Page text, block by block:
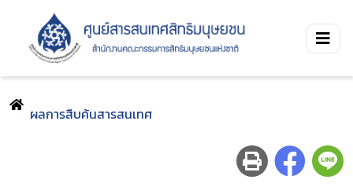
ผลการสืบค้นสารสนเทศ